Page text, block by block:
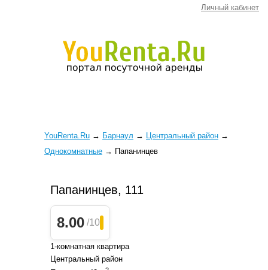
Личный кабинет
YouRenta.Ru → Барнаул → Центральный район →
Однокомнатные → Папанинцев
Папанинцев, 111
8.00 /10
1-комнатная квартира
Центральный район